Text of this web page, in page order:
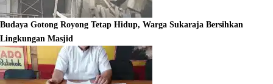
Budaya Gotong Royong Tetap Hidup, Warga Sukaraja Bersihkan
Lingkungan Masjid